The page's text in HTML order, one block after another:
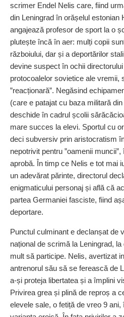
scrimer Endel Nelis care, fiind
din Leningrad în orășelul estonian
angajează profesor de sport la o
plutește încă în aer: mulți copii
războiului, dar și a deportărilor
devine suspect în ochii
protocoalelor sovietice ale vremii,
”reacționară”. Negăsind
(care e patajat cu baza militară
deschide în cadrul școlii
mare succes la elevi. Sportul cu
deci subversiv prin aristocratism
nepotrivit pentru ”oamenii
aprobă. În timp ce Nelis e tot mai
un adevărat părinte, directorul
enigmaticului personaj și află că
partea Germaniei fasciste, fiind
deportare.
Punctul culminant e declanșat de
național de scrimă la Leningrad,
mult să participe. Nelis, avertizat
antrenorul său să se ferească de
a‑și proteja libertatea și a împlini
Privirea grea și plină de reproș a
elevele sale, o fetiță de vreo 9